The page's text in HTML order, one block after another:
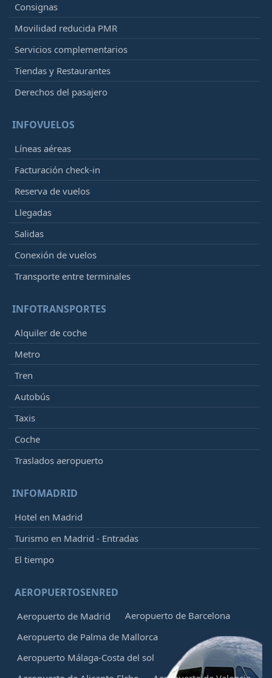
Consignas
Movilidad reducida PMR
Servicios complementarios
Tiendas y Restaurantes
Derechos del pasajero
INFOVUELOS
Líneas aéreas
Facturación check-in
Reserva de vuelos
Llegadas
Salidas
Conexión de vuelos
Transporte entre terminales
INFOTRANSPORTES
Alquiler de coche
Metro
Tren
Autobús
Taxis
Coche
Traslados aeropuerto
INFOMADRID
Hotel en Madrid
Turismo en Madrid - Entradas
El tiempo
AEROPUERTOSENRED
Aeropuerto de Madrid
Aeropuerto de Barcelona
Aeropuerto de Palma de Mallorca
Aeropuerto Málaga-Costa del sol